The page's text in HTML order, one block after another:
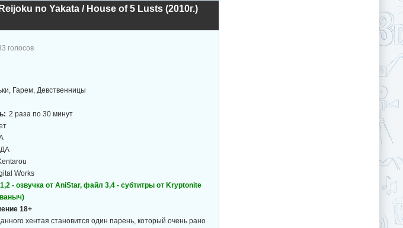
no Yakata / House of 5 Lusts (2010г.)
голосов
Гарем, Девственницы
2 раза по 30 минут
ДА
Works
- озвучка от AniStar, файл 3,4 - субтитры от Kryptonite
18+
хентая становится один парень, который очень рано